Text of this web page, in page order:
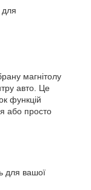
для
магнітолу
авто. Це
функцій
або просто
для вашої